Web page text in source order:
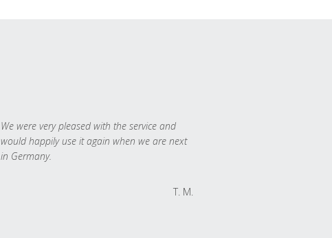
We were very pleased with the service and
would happily use it again when we are next
in Germany.
T. M.